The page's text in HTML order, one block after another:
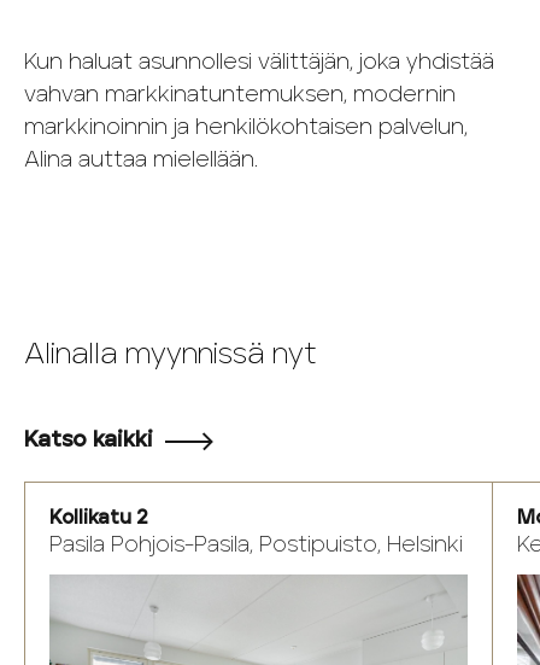
Kun haluat asunnollesi välittäjän, joka yhdistää
vahvan markkinatuntemuksen, modernin
markkinoinnin ja henkilökohtaisen palvelun,
Alina auttaa mielellään.
Alinalla myynnissä nyt
Katso kaikki
Kollikatu 2
Pasila Pohjois-Pasila, Postipuisto, Helsinki